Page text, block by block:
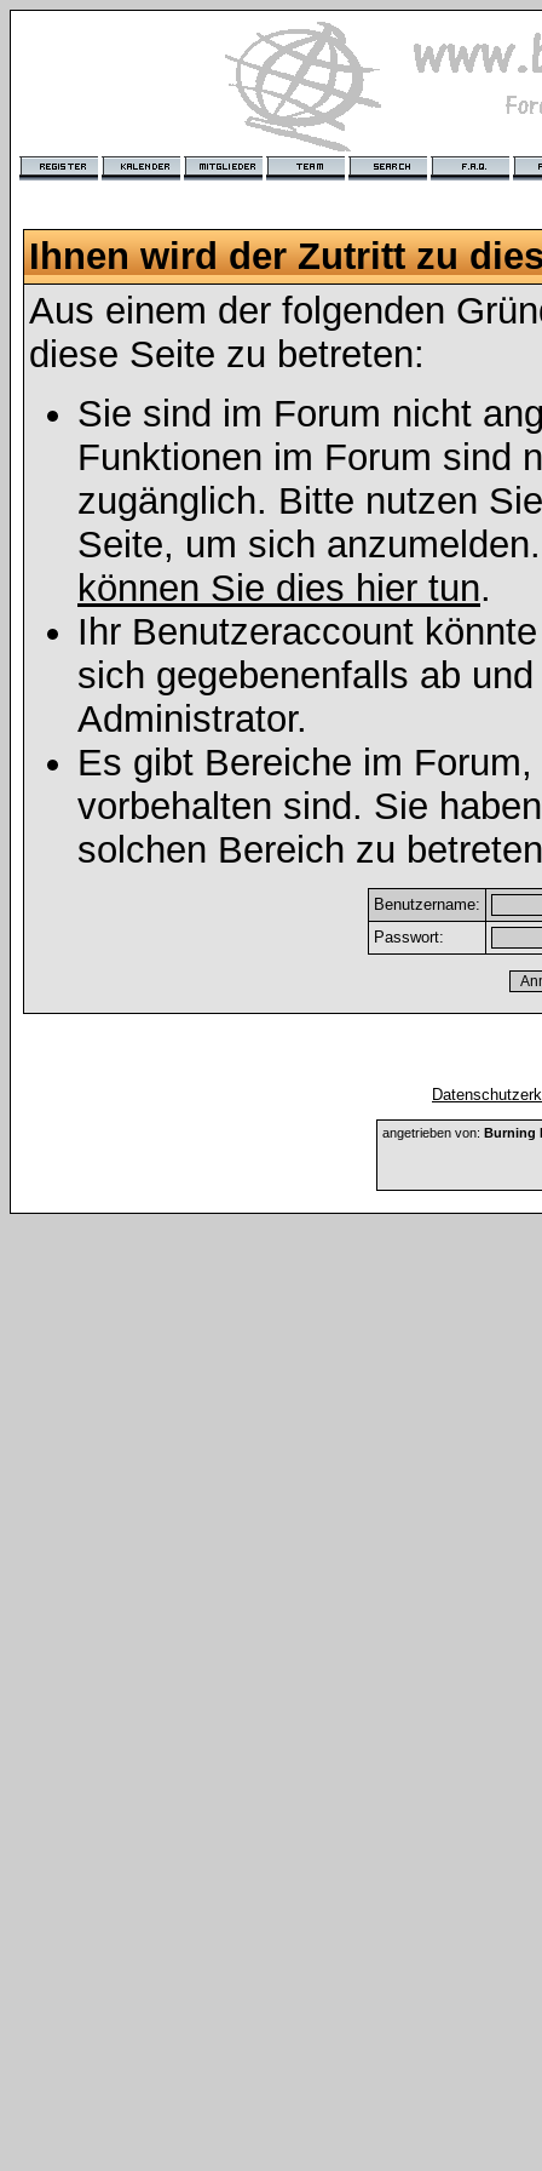
Ihnen wird der Zutritt zu
Aus einem der folgenden
diese Seite zu betreten:
Sie sind im Forum nicht
Funktionen im Forum sind
zugänglich. Bitte nutzen
Seite, um sich
können Sie dies hier tun.
Ihr Benutzeraccount
sich gegebenenfalls ab
Administrator.
Es gibt Bereiche im
vorbehalten sind. Sie
solchen Bereich zu
Benutzername:
Passwort:
angetrieben von: Burning